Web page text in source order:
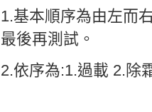
1.基本順序為由左而
最後再測試。
2.依序為:1.過載 2.除